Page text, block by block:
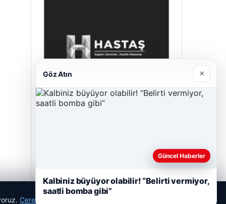
Çerez Politikamız
Göz Atın ×
Güncel Haberler
Kalbiniz büyüyor olabilir! “Belirti vermiyor,
saatli bomba gibi”